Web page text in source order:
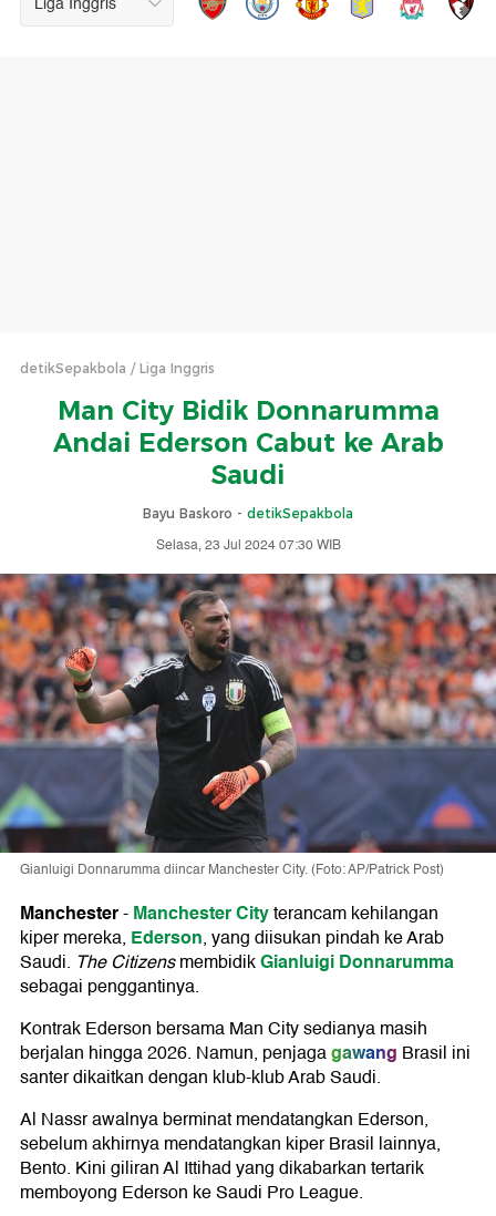
detikSepakbola Liga Inggris
Man City Bidik Donnarumma
Andai Ederson Cabut ke Arab
Saudi
Bayu Baskoro - detikSepakbola
Selasa, 23 Jul 2024 07:30 WIB
Gianluigi Donnarumma diincar Manchester City. (Foto: AP/Patrick Post)
Manchester-Manchester Cityterancam kehilangan
kiper mereka, Ederson, yang diisukan pindah ke Arab
Saudi. The CitizensmembidikGianluigi Donnarumma
sebagai penggantinya.
Kontrak Ederson bersama Man City sedianya masih
berjalan hingga 2026. Namun, penjagagawang Brasil ini
santer dikaitkan dengan klub-klub Arab Saudi.
Al Nassr awalnya berminat mendatangkan Ederson,
sebelum akhirnya mendatangkan kiper Brasil lainnya,
Bento. Kini giliran Al Ittihad yang dikabarkan tertarik
memboyong Ederson ke Saudi Pro League.